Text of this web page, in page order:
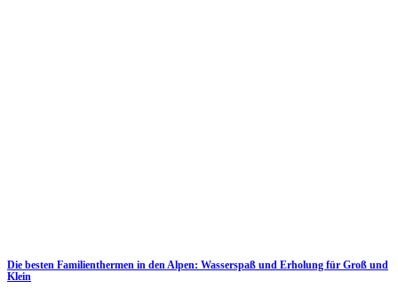
Die besten Familienthermen in den Alpen: Wasserspaß und Erholung für Groß und
Klein